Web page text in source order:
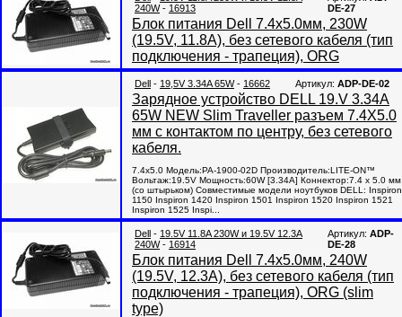
240W- 16913
DE-27
Блок питания Dell 7.4x5.0мм, 230W
(19.5V, 11.8A), без сетевого кабеля (тип
подключения - трапеция), ORG
Dell - 19,5V 3.34A 65W- 16662 Артикул: ADP-DE-02
Зарядное устройство DELL 19.V 3.34A
65W NEW Slim Traveller разъем 7.4X5.0
мм с контактом по центру, без сетевого
кабеля.
7.4x5.0 Модель:PA-1900-02D Производитель:LITE-ON™
Вольтаж:19.5V Мощность:60W [3.34A] Коннектор:7.4 x 5.0 мм
(со штырьком) Совместимые модели ноутбуков DELL: Inspiron
1150 Inspiron 1420 Inspiron 1501 Inspiron 1520 Inspiron 1521
Inspiron 1525 Inspi...
Dell - 19.5V 11.8A 230W и 19.5V 12.3A
240W- 16914
Артикул: ADP-
DE-28
Блок питания Dell 7.4x5.0мм, 240W
(19.5V, 12.3A), без сетевого кабеля (тип
подключения - трапеция), ORG (slim
type)